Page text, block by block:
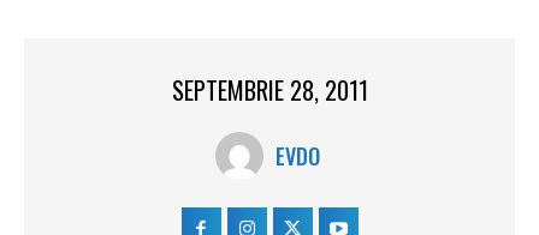
SEPTEMBRIE 28, 2011
EVDO